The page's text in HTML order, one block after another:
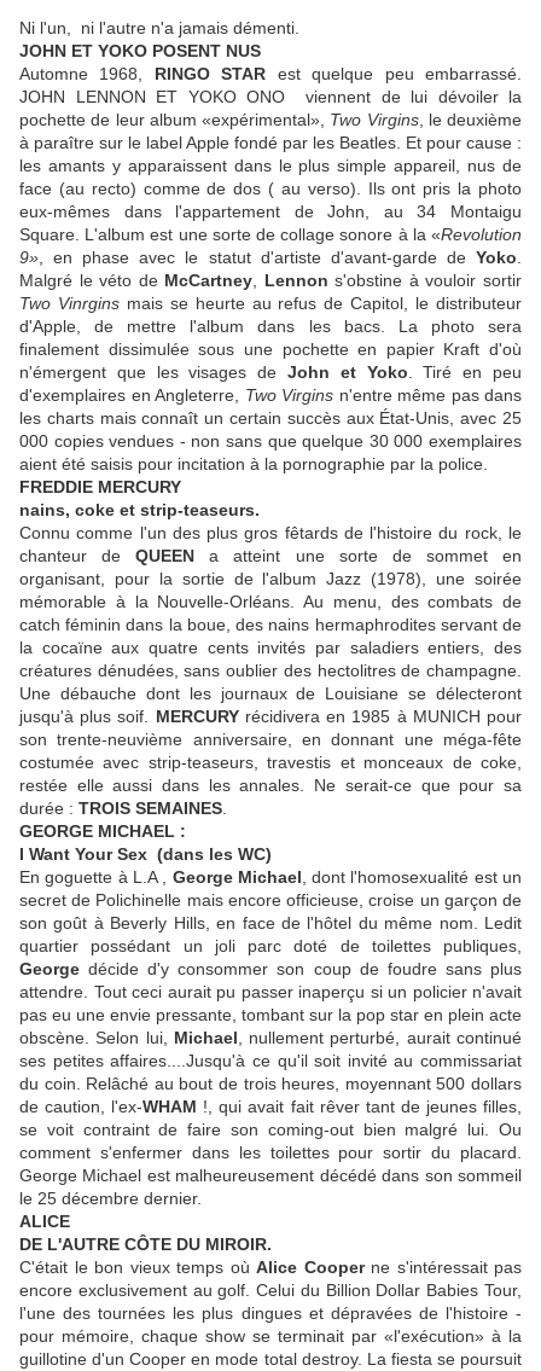
Ni l'un, ni l'autre n'a jamais démenti.
JOHN ET YOKO POSENT NUS
Automne 1968, RINGO STAR est quelque peu embarrassé.
JOHN LENNON ET YOKO ONO viennent de lui dévoiler la
pochette de leur album «expérimental», Two Virgins, le deuxième
à paraître sur le label Apple fondé par les Beatles. Et pour cause :
les amants y apparaissent dans le plus simple appareil, nus de
face (au recto) comme de dos ( au verso). Ils ont pris la photo
eux-mêmes dans l'appartement de John, au 34 Montaigu
Square. L'album est une sorte de collage sonore à la «Revolution
9» , en phase avec le statut d'artiste d'avant-garde de Yoko
Malgré le véto de McCartney Lennons'obstine à vouloir sortir
Two Vinrginsmais se heurte au refus de Capitol, le distributeur
d'Apple, de mettre l'album dans les bacs. La photo sera
finalement dissimulée sous une pochette en papier Kraft d'où
n'émergent que les visages de John et Yoko . Tiré en peu
d'exemplaires en Angleterre, Two Virgins n'entre même pas dans
les charts mais connaît un certain succès aux État-Unis, avec 25
000 copies vendues - non sans que quelque 30 000 exemplaires
aient été saisis pour incitation à la pornographie par la police.
FREDDIE MERCURY
nains, coke et strip-teaseurs.
Connu comme l'un des plus gros fêtards de l'histoire du rock, le
chanteur deQUEEN a atteint une sorte de sommet en
organisant, pour la sortie de l'album Jazz (1978), une soirée
mémorable à la Nouvelle-Orléans. Au menu, des combats de
catch féminin dans la boue, des nains hermaphrodites servant de
la cocaïne aux quatre cents invités par saladiers entiers, des
créatures dénudées, sans oublier des hectolitres de champagne.
Une débauche dont les journaux de Louisiane se délecteront
jusqu'à plus soif. MERCURYrécidivera en 1985 à MUNICH pour
son trente-neuvième anniversaire, en donnant une méga-fête
costumée avec strip-teaseurs, travestis et monceaux de coke,
restée elle aussi dans les annales. Ne serait-ce que pour sa
durée : TROIS SEMAINES
GEORGE MICHAEL :
I Want Your Sex (dans les WC)
En goguette à L.A , George Michael , dont l'homosexualité est un
secret de Polichinelle mais encore officieuse, croise un garçon de
son goût à Beverly Hills, en face de l'hôtel du même nom. Ledit
quartier possédant un joli parc doté de toilettes publiques,
George décide d'y consommer son coup de foudre sans plus
attendre. Tout ceci aurait pu passer inaperçu si un policier n'avait
pas eu une envie pressante, tombant sur la pop star en plein acte
obscène. Selon lui, Michael , nullement perturbé, aurait continué
ses petites affaires....Jusqu'à ce qu'il soit invité au commissariat
du coin. Relâché au bout de trois heures, moyennant 500 dollars
de caution, l'ex-WHAM !, qui avait fait rêver tant de jeunes filles,
se voit contraint de faire son coming-out bien malgré lui. Ou
comment s'enfermer dans les toilettes pour sortir du placard.
George Michael est malheureusement décédé dans son sommeil
le 25 décembre dernier.
ALICE
DE L'AUTRE CÔTE DU MIROIR.
C'était le bon vieux temps où Alice Cooperne s'intéressait pas
encore exclusivement au golf. Celui du Billion Dollar Babies Tour,
l'une des tournées les plus dingues et dépravées de l'histoire -
pour mémoire, chaque show se terminait par «l'exécution» à la
guillotine d'un Cooper en mode total destroy. La fiesta se poursuit